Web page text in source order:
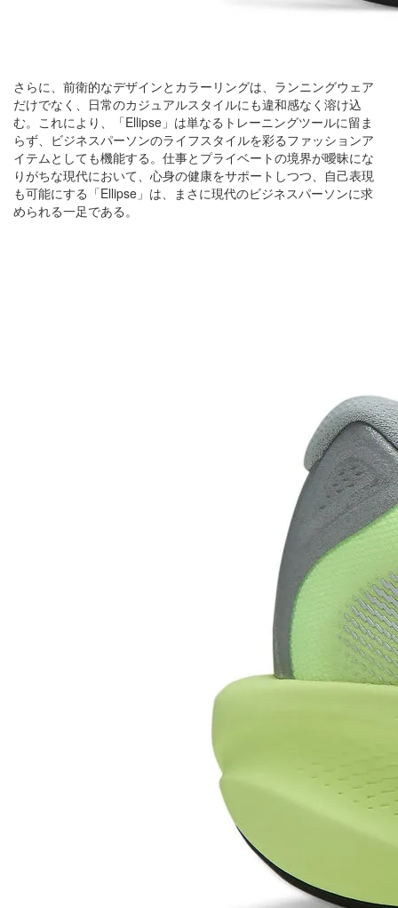
さらに、前衛的なデザインとカラーリングは、ランニングウェア
だけでなく、日常のカジュアルスタイルにも違和感なく溶け込
む。これにより、「Ellipse」は単なるトレーニングツールに留ま
らず、ビジネスパーソンのライフスタイルを彩るファッションア
イテムとしても機能する。仕事とプライベートの境界が曖昧にな
りがちな現代において、心身の健康をサポートしつつ、自己表現
も可能にする「Ellipse」は、まさに現代のビジネスパーソンに求
められる一足である。